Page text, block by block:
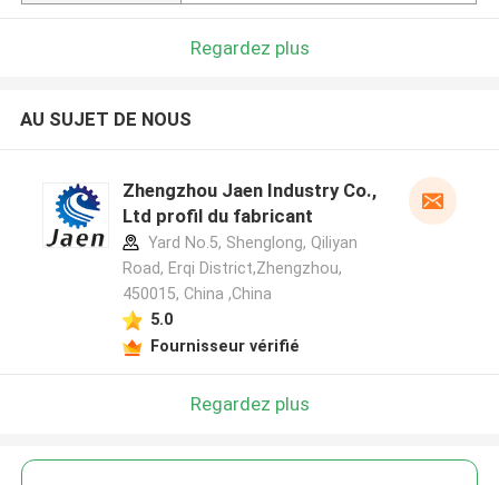
Regardez plus
AU SUJET DE NOUS
Zhengzhou Jaen Industry Co.,
Ltd profil du fabricant
Yard No.5, Shenglong, Qiliyan
Road, Erqi District,Zhengzhou,
450015, China ,China
5.0
Fournisseur vérifié
Regardez plus